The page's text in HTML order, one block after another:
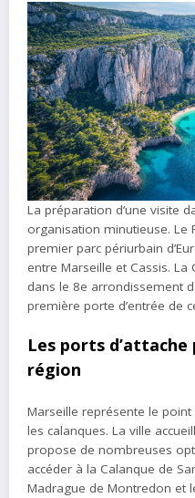
La préparation d’une visite
organisation minutieuse. Le
premier parc périurbain
entre Marseille et Cassis.
dans le 8e arrondissement
première porte d’entrée de
Les ports
région
Marseille représente le
les calanques. La ville
propose de nombreuses
accéder à la Calanque de
Madrague de Montredon et